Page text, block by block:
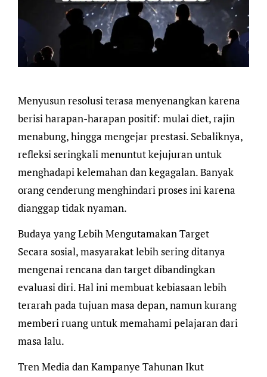
Menyusun resolusi terasa menyenangkan karena
berisi harapan-harapan positif: mulai diet, rajin
menabung, hingga mengejar prestasi. Sebaliknya,
refleksi seringkali menuntut kejujuran untuk
menghadapi kelemahan dan kegagalan. Banyak
orang cenderung menghindari proses ini karena
dianggap tidak nyaman.
Budaya yang Lebih Mengutamakan Target
Secara sosial, masyarakat lebih sering ditanya
mengenai rencana dan target dibandingkan
evaluasi diri. Hal ini membuat kebiasaan lebih
terarah pada tujuan masa depan, namun kurang
memberi ruang untuk memahami pelajaran dari
masa lalu.
Tren Media dan Kampanye Tahunan Ikut